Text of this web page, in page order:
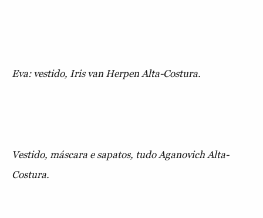
Eva: vestido, Iris van Herpen Alta-Costura.
Vestido, máscara e sapatos, tudo Aganovich Alta-
Costura.